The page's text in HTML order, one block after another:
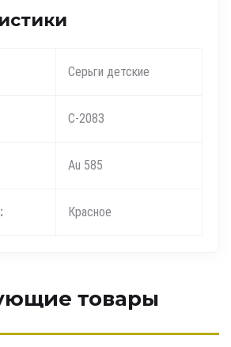
Серьги детские
С-2083
Au 585
Красное
товары